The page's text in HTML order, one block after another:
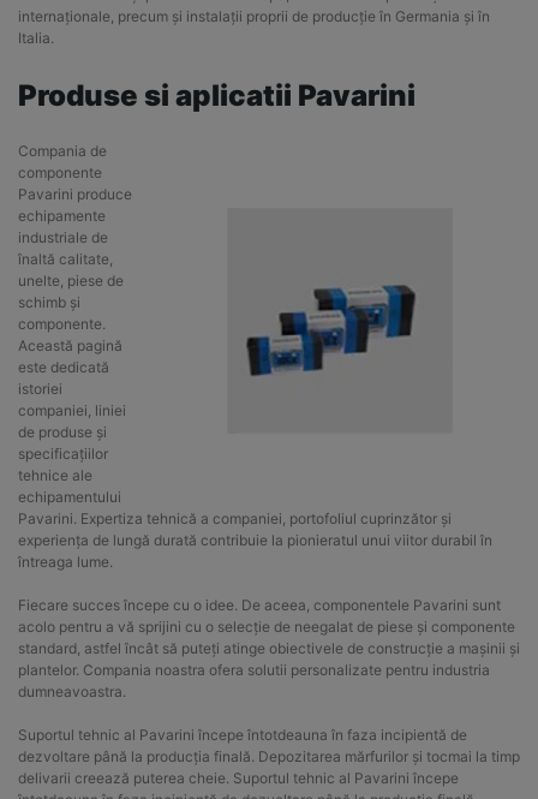
internaționale, precum și instalații proprii de producție în Germania și în
Italia.
Produse si aplicatii Pavarini
Compania de
componente
Pavarini produce
echipamente
industriale de
înaltă calitate,
unelte, piese de
schimb și
componente.
Această pagină
este dedicată
istoriei
companiei, liniei
de produse și
specificațiilor
tehnice ale
echipamentului
Pavarini. Expertiza tehnică a companiei, portofoliul cuprinzător și
experiența de lungă durată contribuie la pionieratul unui viitor durabil în
întreaga lume.
Fiecare succes începe cu o idee. De aceea, componentele Pavarini sunt
acolo pentru a vă sprijini cu o selecție de neegalat de piese și componente
standard, astfel încât să puteți atinge obiectivele de construcție a mașinii și
plantelor. Compania noastra ofera solutii personalizate pentru industria
dumneavoastra.
Suportul tehnic al Pavarini începe întotdeauna în faza incipientă de
dezvoltare până la producția finală. Depozitarea mărfurilor și tocmai la timp
delivarii creează puterea cheie. Suportul tehnic al Pavarini începe